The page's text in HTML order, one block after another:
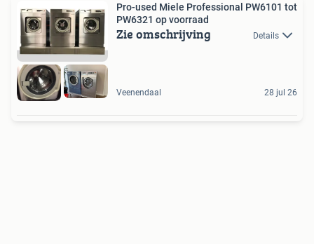
Pro-used Miele Professional PW6101 tot
PW6321 op voorraad
Zie omschrijving Details
Veenendaal 28 jul 26